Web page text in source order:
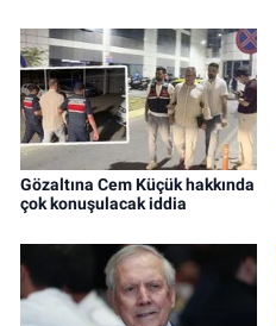
Gözaltına Cem Küçük hakkında
çok konuşulacak iddia